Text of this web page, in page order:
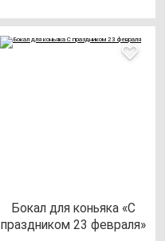
Бокал для конь­яка «С
праз­дни­ком 23 фев­ра­ля»